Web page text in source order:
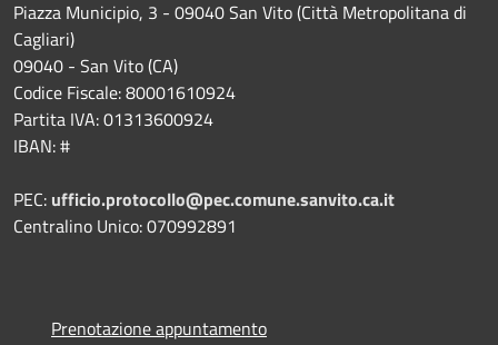
Piazza Municipio, 3 - 09040 San Vito (Città Metropolitana di
Cagliari)
09040 - San Vito (CA)
Codice Fiscale: 80001610924
Partita IVA: 01313600924
IBAN: #
PEC: ufficio.protocollo@pec.comune.sanvito.ca.it
Centralino Unico: 070992891
Prenotazione appuntamento